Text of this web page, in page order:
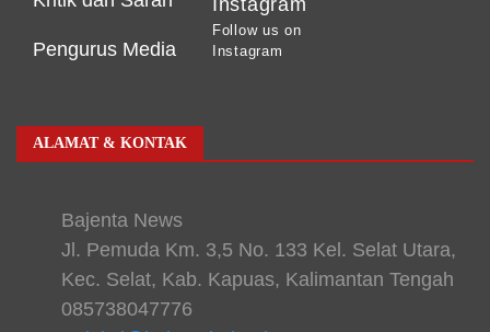
Pengurus Media
Follow us on
Instagram
ALAMAT & KONTAK
Bajenta News
Jl. Pemuda Km. 3,5 No. 133 Kel. Selat Utara,
Kec. Selat, Kab. Kapuas, Kalimantan Tengah
085738047776